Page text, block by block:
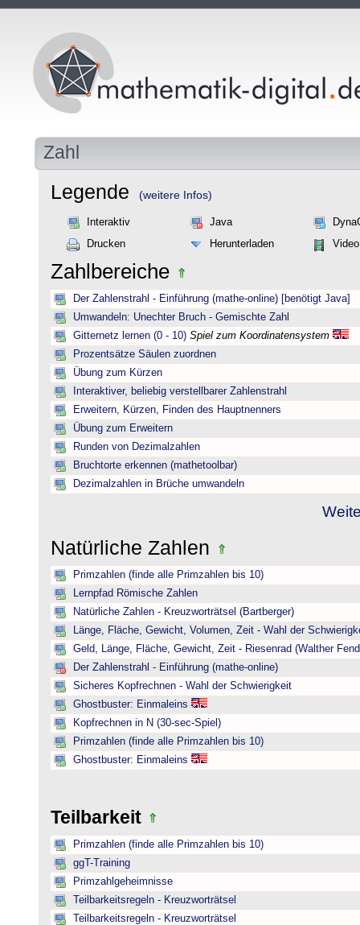
Zahl
Legende (weitere Infos)
Interaktiv Java
Drucken
Herunterladen Video
Zahlbereiche
Der Zahlenstrahl - Einführung (mathe-online) [benötigt Java]
Umwandeln: Unechter Bruch - Gemischte Zahl
Gitternetz lernen (0 - 10) Spiel zum Koordinatensystem
Prozentsätze Säulen zuordnen
Übung zum Kürzen
Interaktiver, beliebig verstellbarer Zahlenstrahl
Erweitern, Kürzen, Finden des Hauptnenners
Übung zum Erweitern
Runden von Dezimalzahlen
Bruchtorte erkennen (mathetoolbar)
Dezimalzahlen in Brüche umwandeln
Natürliche Zahlen
Primzahlen (finde alle Primzahlen bis 10)
Lernpfad Römische Zahlen
Natürliche Zahlen - Kreuzworträtsel (Bartberger)
Länge, Fläche, Gewicht, Volumen, Zeit - Wahl der
Geld, Länge, Fläche, Gewicht, Zeit - Riesenrad (Walther
Der Zahlenstrahl - Einführung (mathe-online)
Sicheres Kopfrechnen - Wahl der Schwierigkeit
Ghostbuster: Einmaleins
Kopfrechnen in N (30-sec-Spiel)
Primzahlen (finde alle Primzahlen bis 10)
Ghostbuster: Einmaleins
Teilbarkeit
Primzahlen (finde alle Primzahlen bis 10)
ggT-Training
Primzahlgeheimnisse
Teilbarkeitsregeln - Kreuzworträtsel
Teilbarkeitsregeln - Kreuzworträtsel